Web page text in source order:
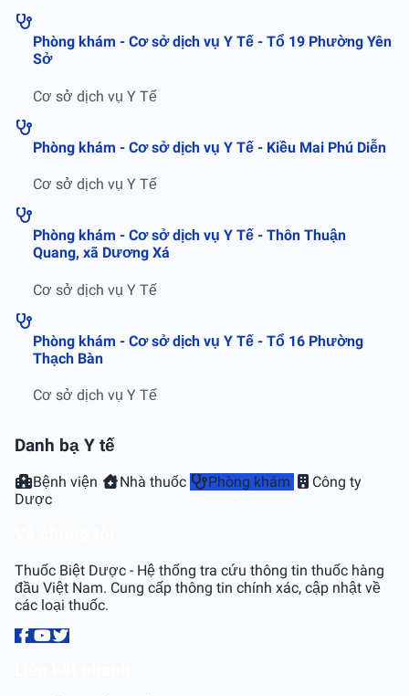
Phòng khám - Cơ sở dịch vụ Y Tế - Tổ 19 Phường Yên
Sở
Cơ sở dịch vụ Y Tế
Phòng khám - Cơ sở dịch vụ Y Tế - Kiều Mai Phú Diễn
Cơ sở dịch vụ Y Tế
Phòng khám - Cơ sở dịch vụ Y Tế - Thôn Thuận
Quang, xã Dương Xá
Cơ sở dịch vụ Y Tế
Phòng khám - Cơ sở dịch vụ Y Tế - Tổ 16 Phường
Thạch Bàn
Cơ sở dịch vụ Y Tế
Danh bạ Y tế
Bệnh viện Nhà thuốc Phòng khám
Công ty
Dược
Thuốc Biệt Dược - Hệ thống tra cứu thông tin thuốc hàng
đầu Việt Nam. Cung cấp thông tin chính xác, cập nhật về
các loại thuốc.